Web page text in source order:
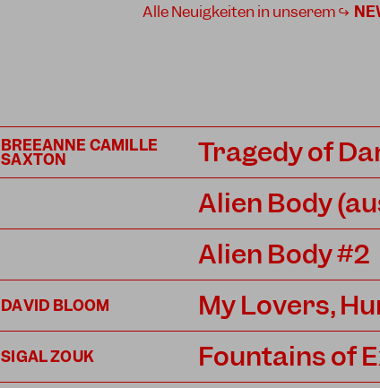
Alle Neuigkeiten in unserem ↪
BREEANNE CAMILLE
SAXTON
Tragedy of
Alien Body
Alien Body #2
DAVID BLOOM
My Lovers,
SIGAL ZOUK
Fountains of